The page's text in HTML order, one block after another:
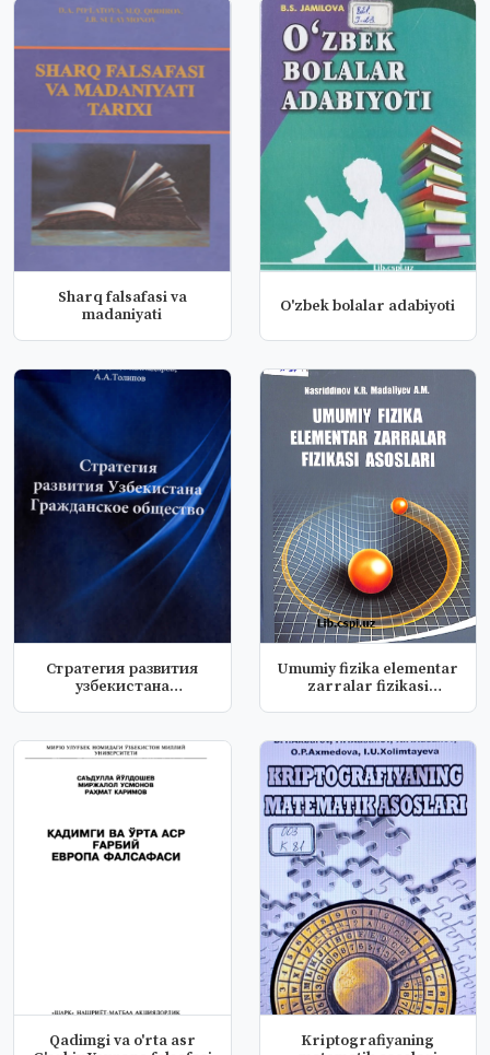
Sharq falsafasi va
madaniyati
O'zbek bolalar adabiyoti
Стратегия развития
узбекистана
Umumiy fizika elementar
zarralar fizikasi
Qadimgi va o'rta asr
Kriptografiyaning